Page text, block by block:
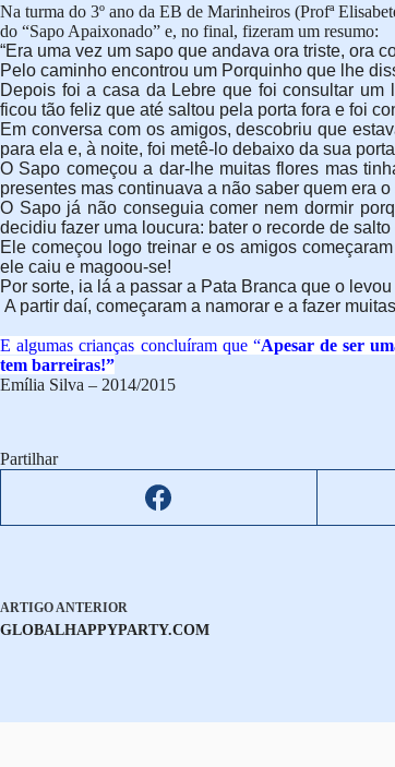
Na turma do 3º ano da EB de Marinheiros (Profª
do “Sapo Apaixonado” e, no final, fizeram um resumo:
“Era uma vez um sapo que andava ora triste, ora
Pelo caminho encontrou um Porquinho que lhe
Depois foi a casa da Lebre que foi consultar
ficou tão feliz que até saltou pela porta fora e foi
Em conversa com os amigos, descobriu que
para ela e, à noite, foi metê-lo debaixo da sua
O Sapo começou a dar-lhe muitas flores mas
presentes mas continuava a não saber quem era
O Sapo já não conseguia comer nem dormir
decidiu fazer uma loucura: bater o recorde de salto
Ele começou logo treinar e os amigos
ele caiu e magoou-se!
Por sorte, ia lá a passar a Pata Branca que o
A partir daí, começaram a namorar e a fazer
E algumas crianças concluíram que “Apesar de ser
tem barreiras!”
Emília Silva – 2014/2015
Partilhar
ARTIGOANTERIOR
GLOBALHAPPYPARTY.COM